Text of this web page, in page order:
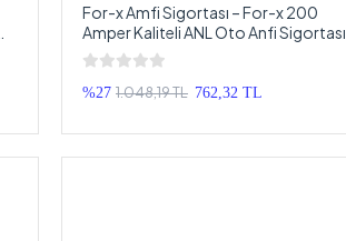
For-x Amfi Sigortası – For-x 200
Amper Kaliteli ANL Oto Anfi Sigortası
%27 1.048,19 TL 762,32 TL